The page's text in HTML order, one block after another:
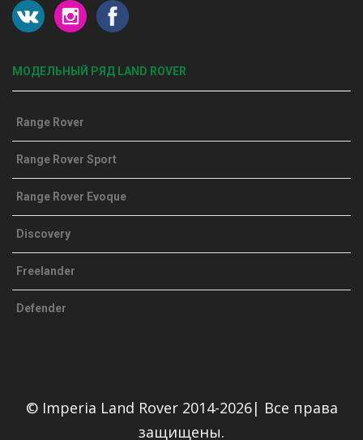
МОДЕЛЬНЫЙ РЯД LAND ROVER
Range Rover
Range Rover Sport
Range Rover Evoque
Discovery
Freelander
Defender
© Imperia Land Rover 2014-2026| Все права
защищены.